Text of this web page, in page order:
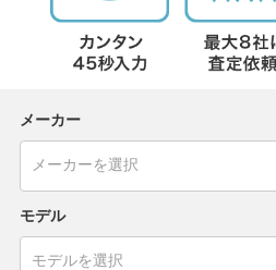
メーカー
モデル